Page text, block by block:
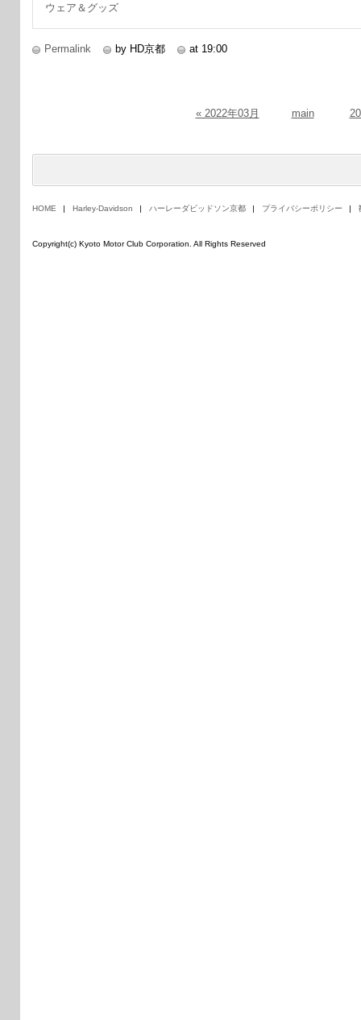
ウェア＆グッズ
Permalink by HD京都 at 19:00
« 2022年03月 main
HOME Harley-Davidson ハーレーダビッドソン京都 プライバシーポリシー
Copyright(c) Kyoto Motor Club Corporation. All Rights Reserved